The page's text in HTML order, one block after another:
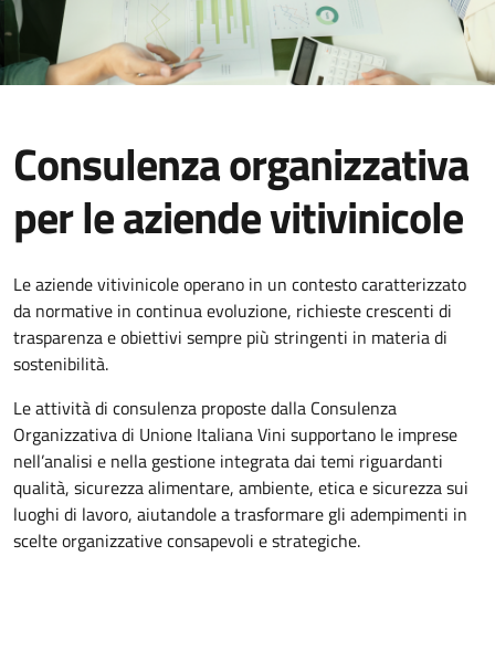
Consulenza organizzativa
per le aziende vitivinicole
Le aziende vitivinicole operano in un contesto caratterizzato
da normative in continua evoluzione, richieste crescenti di
trasparenza e obiettivi sempre più stringenti in materia di
sostenibilità.
Le attività di consulenza proposte dalla Consulenza
Organizzativa di Unione Italiana Vini supportano le imprese
nell’analisi e nella gestione integrata dai temi riguardanti
qualità, sicurezza alimentare, ambiente, etica e sicurezza sui
luoghi di lavoro, aiutandole a trasformare gli adempimenti in
scelte organizzative consapevoli e strategiche.